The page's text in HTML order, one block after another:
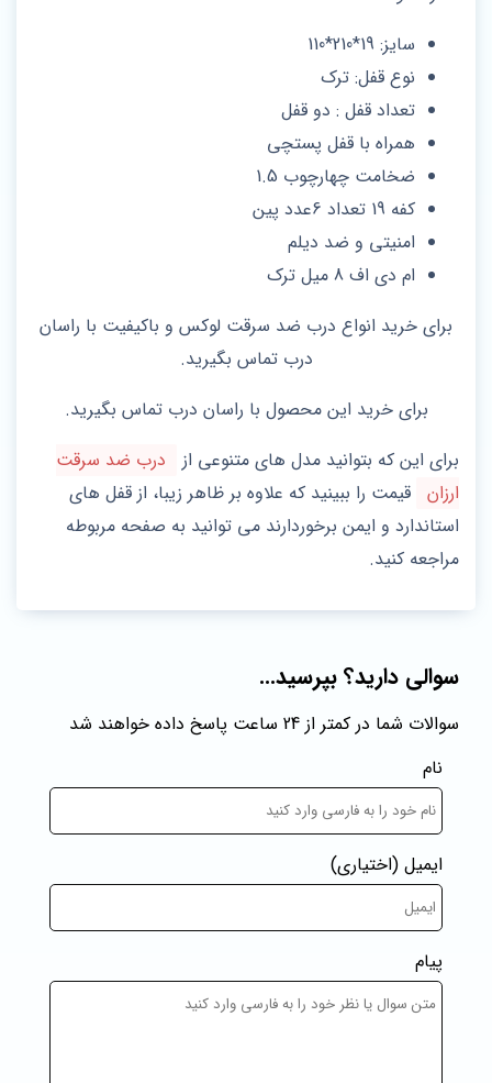
سایز: 19*210*110
نوع قفل: ترک
تعداد قفل : دو قفل
همراه با قفل پستچی
ضخامت چهارچوب 1.5
کفه 19 تعداد 6عدد پین
امنیتی و ضد دیلم
ام دی اف 8 میل ترک
برای خرید انواع درب ضد سرقت لوکس و باکیفیت با راسان
درب تماس بگیرید.
برای خرید این محصول با راسان درب تماس بگیرید.
برای این که بتوانید مدل‌ های متنوعی از
درب ضد سرقت
ارزان قیمت را ببینید که علاوه بر ظاهر زیبا، از قفل‌ های
استاندارد و ایمن برخوردارند می توانید به صفحه مربوطه
مراجعه کنید.
سوالی دارید؟ بپرسید...
سوالات شما در کمتر از 24 ساعت پاسخ داده خواهند شد
نام
ایمیل (اختیاری)
پیام